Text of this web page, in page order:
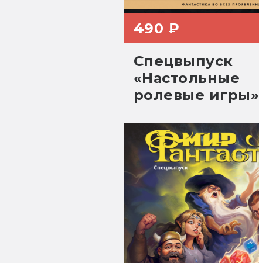
490 ₽
Спецвыпуск
«Настольные
ролевые игры»